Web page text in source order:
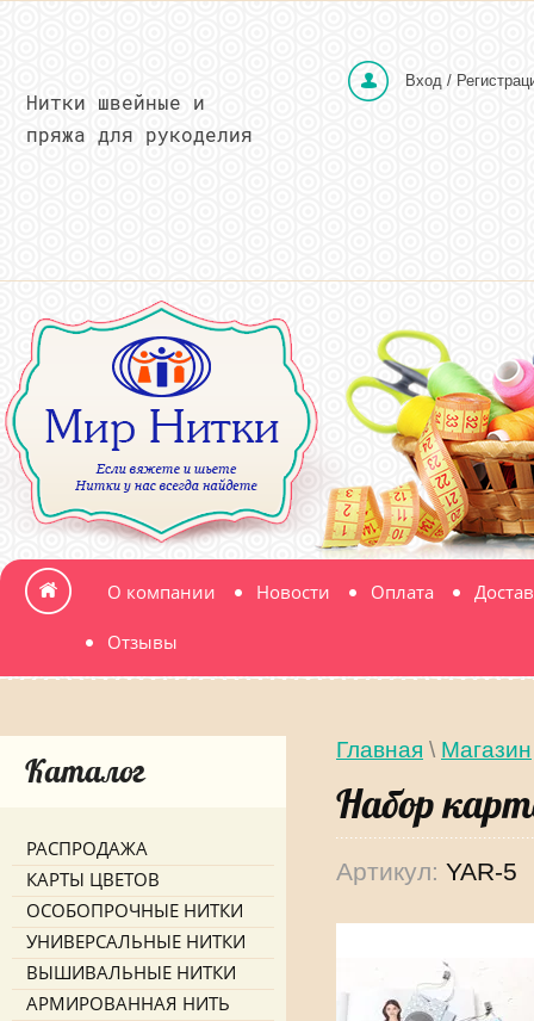
Вход /
Нитки швейные и
пряжа для рукоделия
О компании Новости Оплата
Отзывы
Главная \ Магазин
Набор
Артикул: YAR-5
Каталог
РАСПРОДАЖА
КАРТЫ ЦВЕТОВ
ОСОБОПРОЧНЫЕ НИТКИ
УНИВЕРСАЛЬНЫЕ НИТКИ
ВЫШИВАЛЬНЫЕ НИТКИ
АРМИРОВАННАЯ НИТЬ